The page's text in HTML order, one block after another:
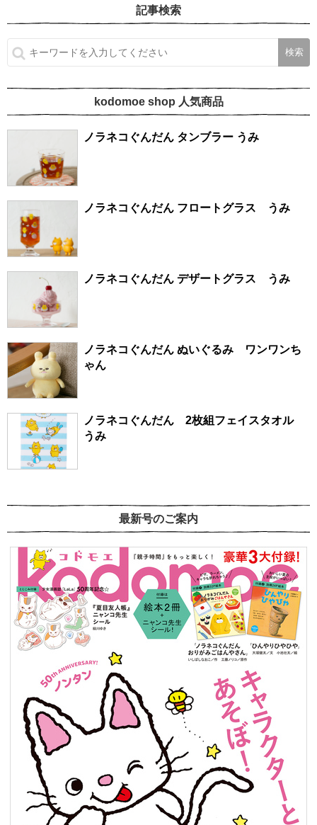
記事検索
kodomoe shop 人気商品
ノラネコぐんだん タンブラー うみ
ノラネコぐんだん フロートグラス うみ
ノラネコぐんだん デザートグラス うみ
ノラネコぐんだん ぬいぐるみ ワンワンち
ゃん
ノラネコぐんだん 2枚組フェイスタオル
うみ
最新号のご案内